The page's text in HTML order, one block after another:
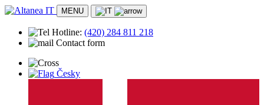
MENU
Hotline: (420) 284 811 218
Contact form
Česky